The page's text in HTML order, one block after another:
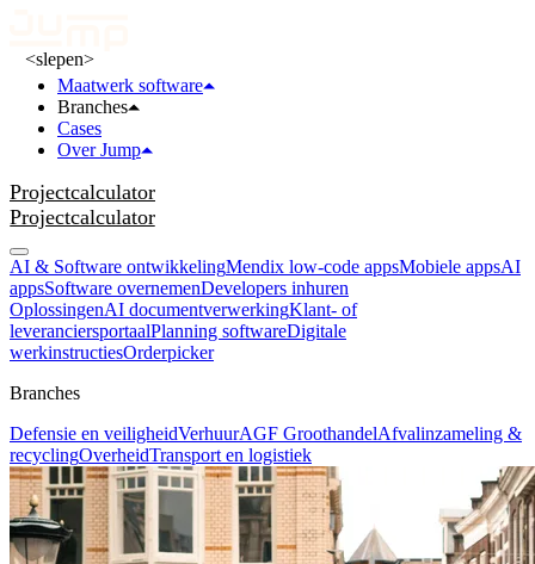
Maatwerk software
Branches
Cases
Over Jump
Projectcalculator
Projectcalculator
AI & Software ontwikkelingMendix low-code appsMobiele appsAI
appsSoftware overnemenDevelopers inhuren
OplossingenAI documentverwerkingKlant- of
leveranciersportaalPlanning softwareDigitale
werkinstructiesOrderpicker
Branches
Defensie en veiligheidVerhuurAGF GroothandelAfvalinzameling &
recyclingOverheidTransport en logistiek
<slepen>